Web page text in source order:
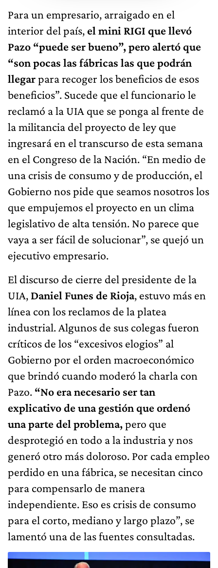
Para un empresario, arraigado en el
interior del país, el mini RIGI que llevó
Pazo “puede ser bueno”, pero alertó que
“son pocas las fábricas las que podrán
llegarpara recoger los beneficios de esos
beneficios”. Sucede que el funcionario le
reclamó a la UIA que se ponga al frente de
la militancia del proyecto de ley que
ingresará en el transcurso de esta semana
en el Congreso de la Nación. “En medio de
una crisis de consumo y de producción, el
Gobierno nos pide que seamos nosotros los
que empujemos el proyecto en un clima
legislativo de alta tensión. No parece que
vaya a ser fácil de solucionar”, se quejó un
ejecutivo empresario.
El discurso de cierre del presidente de la
UIA, Daniel Funes de Rioja, estuvo más en
línea con los reclamos de la platea
industrial. Algunos de sus colegas fueron
críticos de los “excesivos elogios” al
Gobierno por el orden macroeconómico
que brindó cuando moderó la charla con
Pazo. “No era necesario ser tan
explicativo de una gestión que ordenó
una parte del problema,pero que
desprotegió en todo a la industria y nos
generó otro más doloroso. Por cada empleo
perdido en una fábrica, se necesitan cinco
para compensarlo de manera
independiente. Eso es crisis de consumo
para el corto, mediano y largo plazo”, se
lamentó una de las fuentes consultadas.